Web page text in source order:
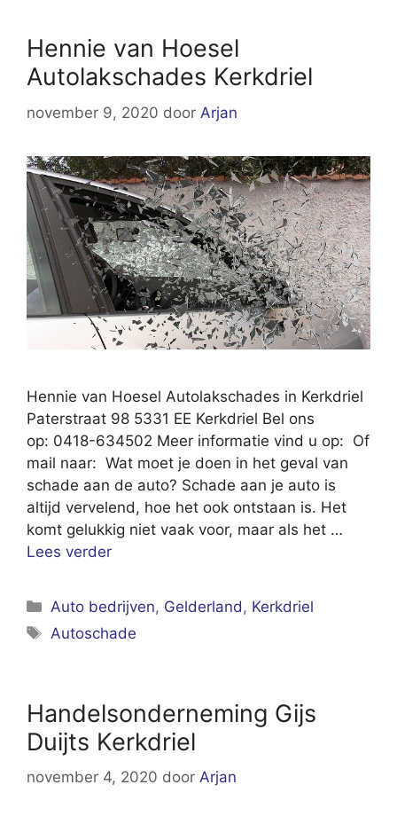
Hennie van Hoesel
Autolakschades Kerkdriel
november 9, 2020 door Arjan
Hennie van Hoesel Autolakschades in Kerkdriel
Paterstraat 98 5331 EE Kerkdriel Bel ons
op: 0418-634502 Meer informatie vind u op: Of
mail naar: Wat moet je doen in het geval van
schade aan de auto? Schade aan je auto is
altijd vervelend, hoe het ook ontstaan is. Het
komt gelukkig niet vaak voor, maar als het …
Lees verder
Categorieën
Auto bedrijven, Gelderland , Kerkdriel
Tags
Autoschade
Handelsonderneming Gijs
Duijts Kerkdriel
november 4, 2020 door Arjan